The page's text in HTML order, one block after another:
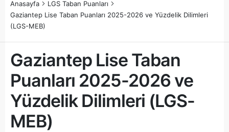
Anasayfa
LGS Taban Puanları
Gaziantep Lise Taban Puanları 2025-2026 ve Yüzdelik Dilimleri
(LGS-MEB)
Gaziantep Lise Taban
Puanları 2025-2026 ve
Yüzdelik Dilimleri (LGS-
MEB)